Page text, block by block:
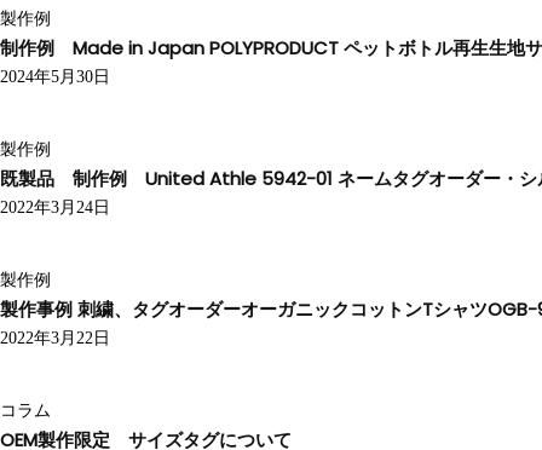
製作例
制作例 Made in Japan POLYPRODUCT ペットボトル再生生地
2024年5月30日
製作例
既製品 制作例 United Athle 5942-01 ネームタグオーダー・シ
2022年3月24日
製作例
製作事例 刺繍、タグオーダーオーガニックコットンTシャツOGB-
2022年3月22日
コラム
OEM製作限定 サイズタグについて